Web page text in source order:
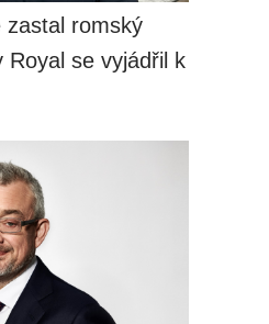
zastal romský
Royal se vyjádřil k